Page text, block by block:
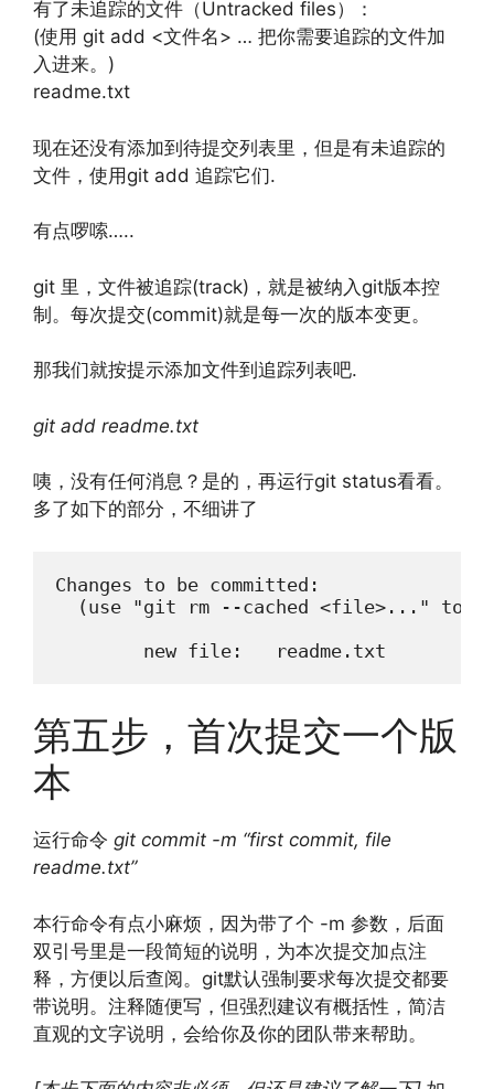
有了未追踪的文件（Untracked files）：
(使用 git add <文件名> … 把你需要追踪的文件加
入进来。)
readme.txt
现在还没有添加到待提交列表里，但是有未追踪的
文件，使用git add 追踪它们.
有点啰嗦…..
git 里，文件被追踪(track)，就是被纳入git版本控
制。每次提交(commit)就是每一次的版本变更。
那我们就按提示添加文件到追踪列表吧.
git add readme.txt
咦，没有任何消息？是的，再运行git status看看。
多了如下的部分，不细讲了
Changes to be committed:
(use "git rm --cached <file>..." to
new file:   readme.txt
第五步，首次提交一个版
本
运行命令 git commit -m “first commit, file
readme.txt”
本行命令有点小麻烦，因为带了个 -m 参数，后面
双引号里是一段简短的说明，为本次提交加点注
释，方便以后查阅。git默认强制要求每次提交都要
带说明。注释随便写，但强烈建议有概括性，简洁
直观的文字说明，会给你及你的团队带来帮助。